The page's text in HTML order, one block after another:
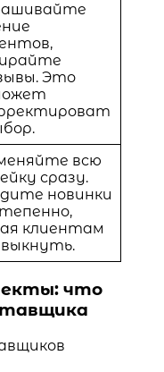
Это
всю
сразу.
новинки
клиентам
что